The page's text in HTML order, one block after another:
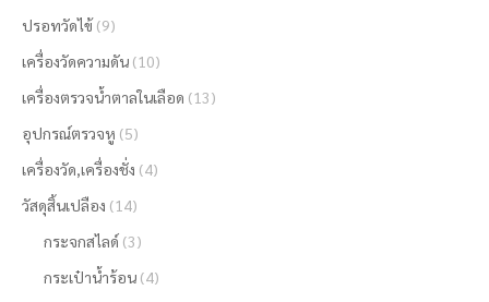
ปรอทวัดไข้ (9)
เครื่องวัดความดัน (10)
เครื่องตรวจน้ำตาลในเลือด (13)
อุปกรณ์ตรวจหู (5)
เครื่องวัด,เครื่องชั่ง (4)
วัสดุสิ้นเปลือง (14)
กระจกสไลด์ (3)
กระเป๋าน้ำร้อน (4)